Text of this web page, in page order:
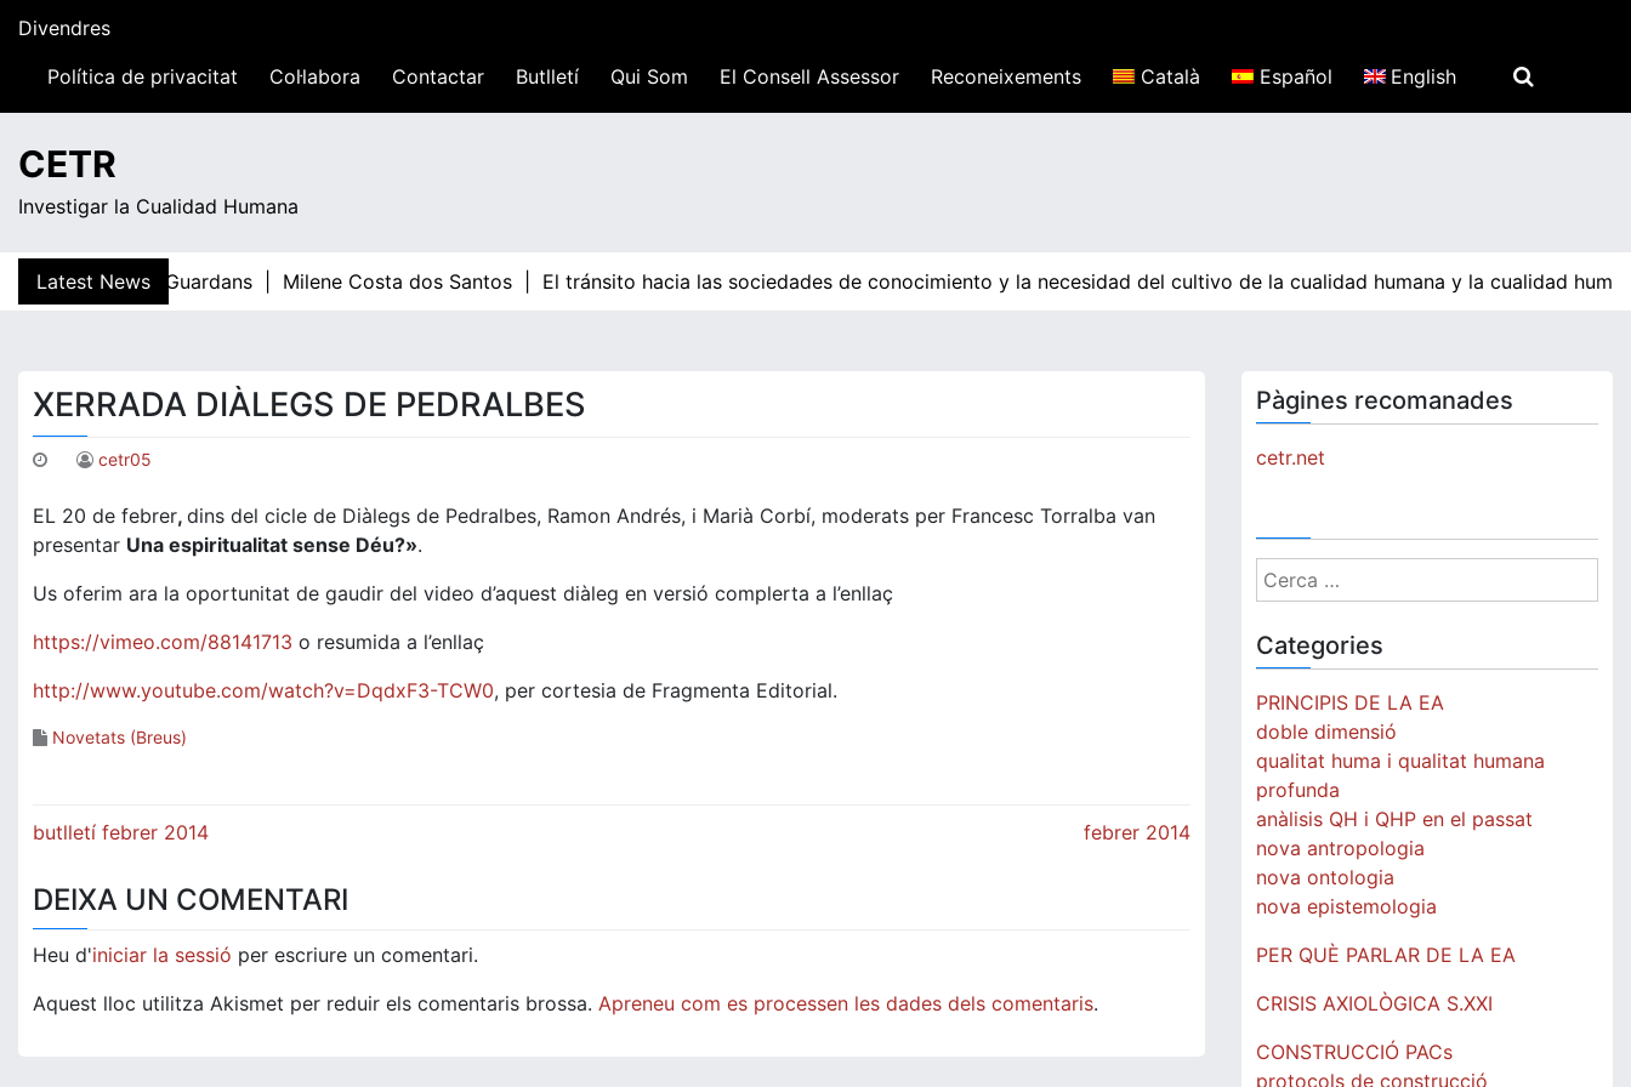
content
Divendres
15:02Política de privacitat Col·labora Contactar Butlletí Qui Som El Consell Assessor Reconeixements Català Español English
CETR
Investigar la Cualidad Humana
Latest News
Teresa Guardans | Milene Costa dos Santos | El tránsito hacia las sociedades de conocimiento y la necesidad del cultivo de la cualidad humana y la cualidad
XERRADA DIÀLEGS DE PEDRALBES
cetr05
EL 20 de febrer, dins del cicle de Diàlegs de Pedralbes, Ramon Andrés, i Marià Corbí, moderats per Francesc Torralba van
presentar Una espiritualitat sense Déu?».
Us oferim ara la oportunitat de gaudir del video d’aquest diàleg en versió complerta a l’enllaç
https://vimeo.com/88141713 o resumida a l’enllaç
http://www.youtube.com/watch?v=DqdxF3-TCW0, per cortesia de Fragmenta Editorial.
Novetats (Breus)
Navegació
butlletí febrer 2014 febrer 2014
DEIXA UN COMENTARI
Heu d'iniciar la sessió per escriure un comentari.
Aquest lloc utilitza Akismet per reduir els comentaris brossa. Apreneu com es processen les dades dels comentaris.
Pàgines recomanades
cetr.net
Cerca:
Categories
PRINCIPIS DE LA EA
doble dimensió
qualitat huma i qualitat humana
profunda
anàlisis QH i QHP en el passat
nova antropologia
nova ontologia
nova epistemologia
PER QUÈ PARLAR DE LA EA
CRISIS AXIOLÒGICA S.XXI
CONSTRUCCIÓ PACs
protocols de construcció